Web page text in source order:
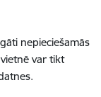
nepieciešamās
var tikt